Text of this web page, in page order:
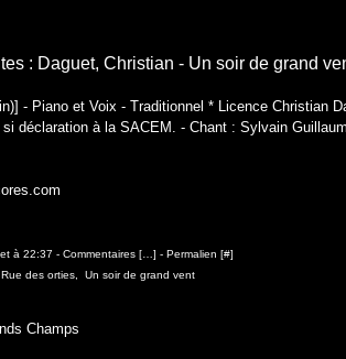
: Daguet, Christian - Un soir de grand
- Piano et Voix - Traditionnel * Licence Christian
déclaration à la SACEM. - Chant : Sylvain
à 22:37 - Commentaires [ ] - Permalien [#]
Rue des orties Un soir de grand vent
Champs